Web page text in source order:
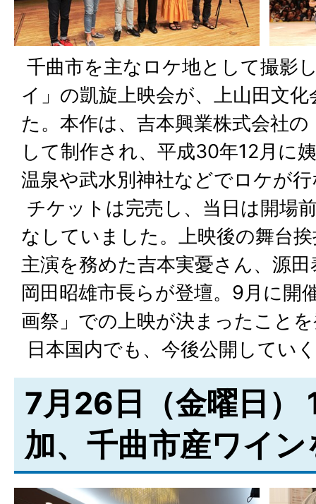
千曲市を主なロケ地として撮影
イ」の凱旋上映会が、上山田文
た。本作は、吉本興業株式会社
して制作され、平成30年12月に
温泉や武水別神社などでロケが
チケットは完売し、当日は開場
なしていました。上映後の舞台
主演を務めた吉本実憂さん、源
岡田昭雄市長らが登壇。9月に開
画祭」での上映が決まったこと
日本国内でも、今後公開してい
7月26日（金曜日）
加、千曲市産ワイ